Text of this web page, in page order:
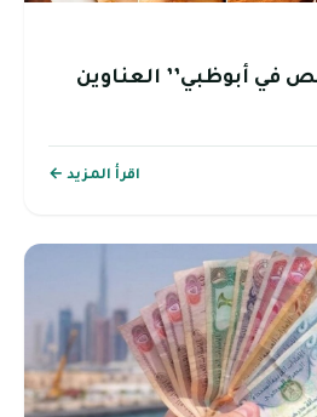
في أبوظبي’’ العناوين
اقرأ المزيد ←